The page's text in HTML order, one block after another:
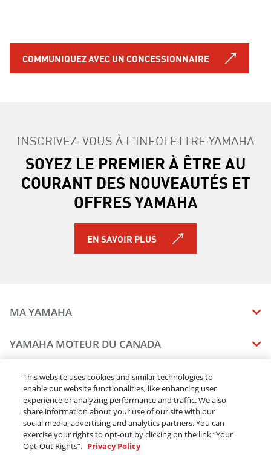
COMMUNIQUEZ AVEC UN CONCESSIONNAIRE
INSCRIVEZ-VOUS À L'INFOLETTRE YAMAHA
SOYEZ LE PREMIER À ÊTRE AU
COURANT DES NOUVEAUTÉS ET
OFFRES YAMAHA
EN SAVOIR PLUS
MA YAMAHA
MANUELS
ÉTAT DES RAPPELS DE VOTRE VÉHICULE
YAMAHA MOTEUR DU CANADA
CARRIERES
RESTONS DEHORS
BLOGUE
COMMUNIQUEZ AVEC NOUS
CONCESSIONNAIRES
TROUVEZ UN CONCESSIONNAIRE
DEVENEZ CONCESSIONNAIRE
CONCESSIONAIRE ÉLITE
MENTIONS JURIDIQUES
MODALITÉS ET CONDITIONS
COMMANDES EN LIGNE
This website uses cookies and similar technologies to
enable our website functionalities, like enhancing user
experience or analyzing performance and traffic. We also
share information about your use of our site with our
social media, advertising and analytics partners. You can
exercise your rights to opt-out by clicking on the link “Your
Opt-Out Rights”. Privacy Policy